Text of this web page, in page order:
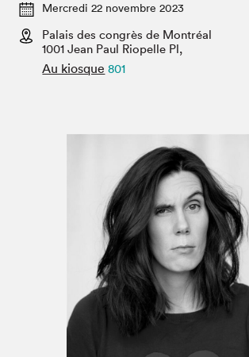
Espace enseignant·e·s
Espace médias
Mercredi 22 novembre 2023
Palais des congrès de Montréal
1001 Jean Paul Riopelle Pl,
Au kiosque 801